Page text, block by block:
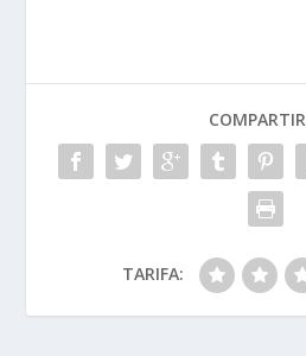
TARIFA: